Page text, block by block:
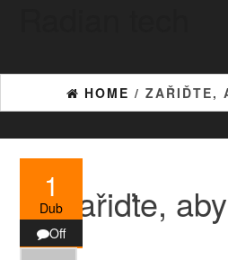
HOME / ZAŘIĎTE,
1
Dub
Off
Zařiďte,